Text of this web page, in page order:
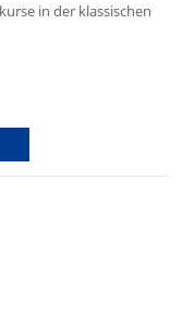
in der klassischen